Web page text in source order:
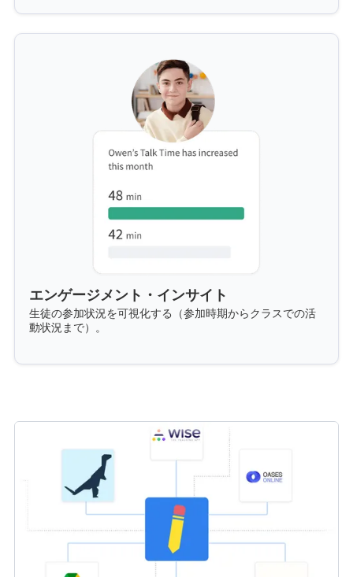
エンゲージメント・インサイト
生徒の参加状況を可視化する（参加時期からクラスでの活
動状況まで）。